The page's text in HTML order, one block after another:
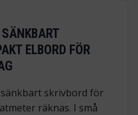
ELBORD FÖR
skrivbord för
räknas. I små